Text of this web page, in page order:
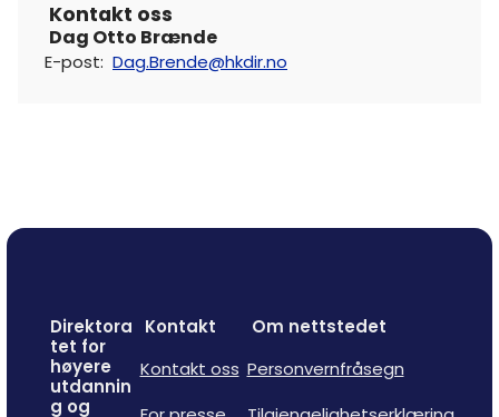
Kontakt oss
Dag Otto Brænde
E-post: Dag.Brende@hkdir.no
Direktora
tet for
høyere
utdannin
g og
Kontakt
Kontakt oss
Om nettstedet
Personvernfråsegn